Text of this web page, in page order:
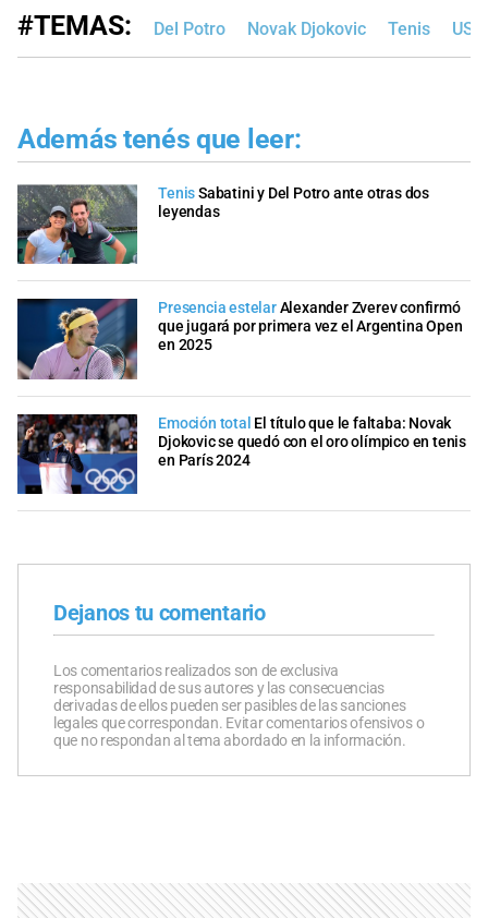
#TEMAS: Del Potro Novak Djokovic Tenis US
Además tenés que leer:
TenisSabatini y Del Potro ante otras dos
leyendas
Presencia estelarAlexander Zverev confirmó
que jugará por primera vez el Argentina Open
en 2025
Emoción total El título que le faltaba: Novak
Djokovic se quedó con el oro olímpico en tenis
en París 2024
Dejanos tu comentario
Los comentarios realizados son de exclusiva
responsabilidad de sus autores y las consecuencias
derivadas de ellos pueden ser pasibles de las sanciones
legales que correspondan. Evitar comentarios ofensivos o
que no respondan al tema abordado en la información.